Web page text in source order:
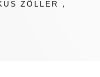
ZÖLLER ,